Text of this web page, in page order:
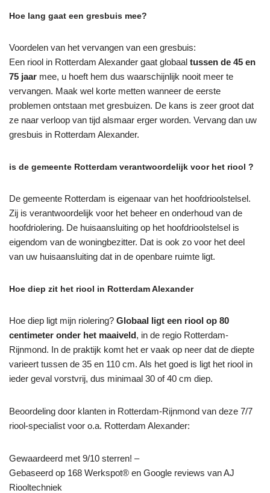
Hoe lang gaat een gresbuis mee?
Voordelen van het vervangen van een gresbuis:
Een riool in Rotterdam Alexander gaat globaal tussen de 45 en
75 jaar mee, u hoeft hem dus waarschijnlijk nooit meer te
vervangen. Maak wel korte metten wanneer de eerste
problemen ontstaan met gresbuizen. De kans is zeer groot dat
ze naar verloop van tijd alsmaar erger worden. Vervang dan uw
gresbuis in Rotterdam Alexander.
is de gemeente Rotterdam verantwoordelijk voor het riool ?
De gemeente Rotterdam is eigenaar van het hoofdrioolstelsel.
Zij is verantwoordelijk voor het beheer en onderhoud van de
hoofdriolering. De huisaansluiting op het hoofdrioolstelsel is
eigendom van de woningbezitter. Dat is ook zo voor het deel
van uw huisaansluiting dat in de openbare ruimte ligt.
Hoe diep zit het riool in Rotterdam Alexander
Hoe diep ligt mijn riolering? Globaal ligt een riool op 80
centimeter onder het maaiveld, in de regio Rotterdam-
Rijnmond. In de praktijk komt het er vaak op neer dat de diepte
varieert tussen de 35 en 110 cm. Als het goed is ligt het riool in
ieder geval vorstvrij, dus minimaal 30 of 40 cm diep.
Beoordeling door klanten in Rotterdam-Rijnmond van deze 7/7
riool-specialist voor o.a. Rotterdam Alexander:
Gewaardeerd met 9/10 sterren! –
Gebaseerd op 168 Werkspot® en Google reviews van AJ
Riooltechniek